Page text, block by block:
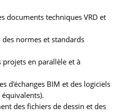
documents techniques VRD et
normes et standards
projets en parallèle et à
d'échanges BIM et des logiciels
équivalents).
des fichiers de dessin et des